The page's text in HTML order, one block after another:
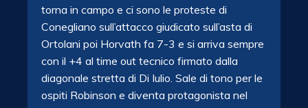
torna in campo e ci sono le proteste di
Conegliano sull’attacco giudicato sull’asta di
Ortolani poi Horvath fa 7-3 e si arriva sempre
con il +4 al time out tecnico firmato dalla
diagonale stretta di Di Iulio. Sale di tono per le
ospiti Robinson e diventa protagonista nel